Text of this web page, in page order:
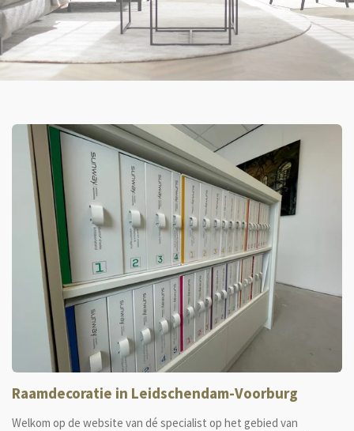
Raamdecoratie in Leidschendam-Voorburg
Welkom op de website van dé specialist op het gebied van